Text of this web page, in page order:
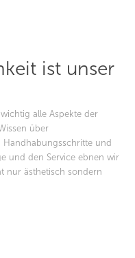
ist unser
alle Aspekte der
über
Handhabungsschritte und
und den Service ebnen wir
nur ästhetisch sondern